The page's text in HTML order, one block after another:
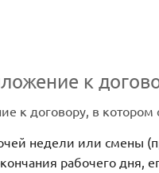
к
к договору, в
недели или смены
рабочего дня,